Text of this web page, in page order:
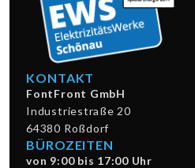
KONTAKT
FontFront GmbH
Industriestraße 20
64380 Roßdorf
BÜROZEITEN
von 9:00 bis 17:00 Uhr